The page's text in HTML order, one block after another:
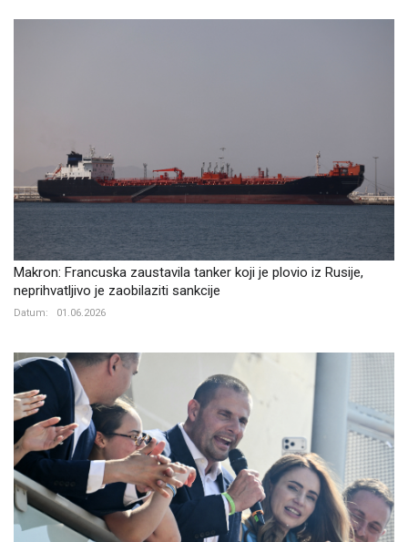
Makron: Francuska zaustavila tanker koji je plovio iz Rusije,
neprihvatljivo je zaobilaziti sankcije
Datum: 01.06.2026